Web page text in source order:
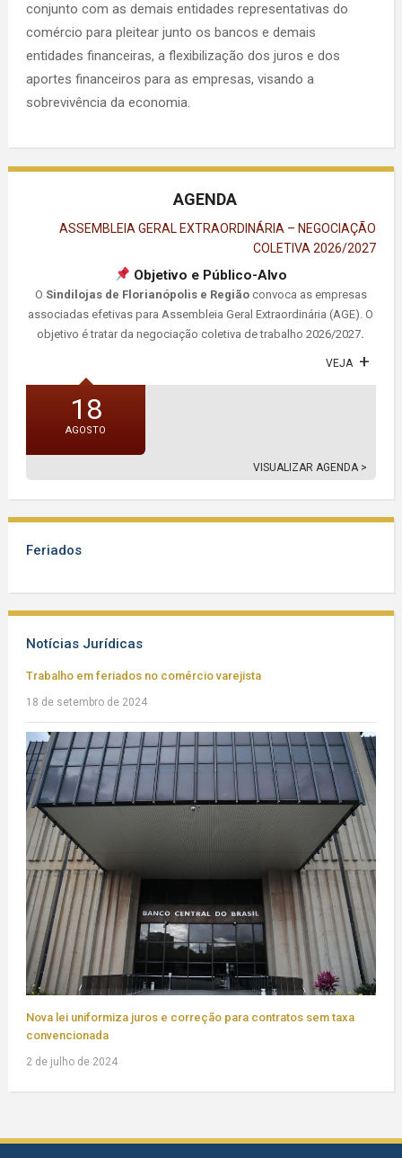
conjunto com as demais entidades representativas do
comércio para pleitear junto os bancos e demais
entidades financeiras, a flexibilização dos juros e dos
aportes financeiros para as empresas, visando a
sobrevivência da economia.
AGENDA
ASSEMBLEIA GERAL EXTRAORDINÁRIA – NEGOCIAÇÃO
COLETIVA 2026/2027
Objetivo e Público-Alvo
O Sindilojas de Florianópolis e Regiãoconvoca as empresas
associadas efetivas para Assembleia Geral Extraordinária (AGE). O
objetivo é tratar da negociação coletiva de trabalho 2026/2027.
VEJA
18
AGOSTO
VISUALIZAR AGENDA >
Feriados
Notícias Jurídicas
Trabalho em feriados no comércio varejista
18 de setembro de 2024
Nova lei uniformiza juros e correção para contratos sem taxa
convencionada
2 de julho de 2024